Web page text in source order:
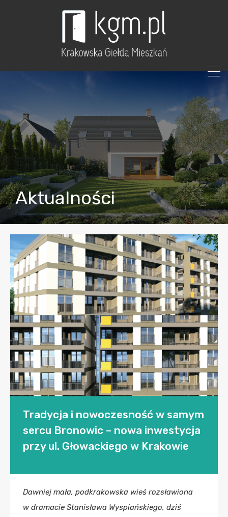
Aktualności
Tradycja i nowoczesność w samym
sercu Bronowic – nowa inwestycja
przy ul. Głowackiego w Krakowie
Dawniej mała, podkrakowska wieś rozsławiona
w dramacie Stanisława Wyspiańskiego, dziś